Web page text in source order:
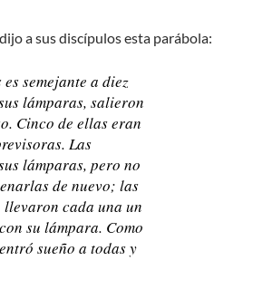
a sus discípulos esta parábola:
semejante a diez
lámparas, salieron
Cinco de ellas eran
Las
lámparas, pero no
de nuevo; las
cada una un
su lámpara. Como
sueño a todas y